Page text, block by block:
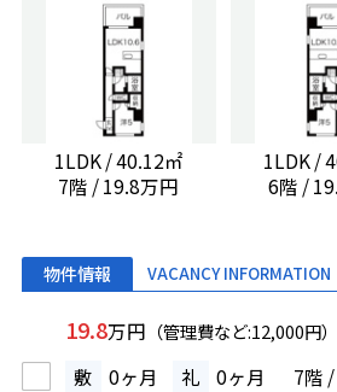
1LDK / 40.12㎡
7階 / 19.8万円
1LDK /
6階 /
物件情報 VACANCY INFORMATION
19.8万円 （管理費など:12,000円）
敷 0ヶ月 礼 0ヶ月 7階